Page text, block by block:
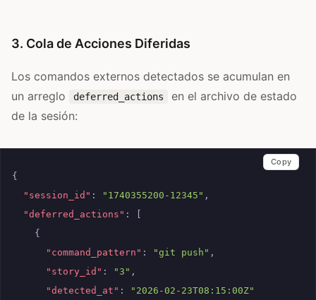
3. Cola de Acciones Diferidas
Los comandos externos detectados se acumulan en
un arreglo
deferred_actions
en el archivo de estado
de la sesión:
{
"session_id" : "1740355200-12345" ,
"deferred_actions" :
{
"command_pattern" : "git push" ,
"story_id" : "3" ,
"detected_at" :
"2026-02-23T08:15:00Z"
Copy